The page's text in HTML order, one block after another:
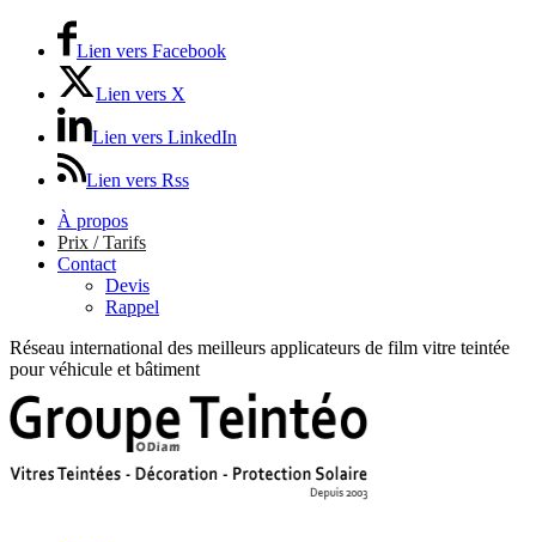
Lien vers Facebook
Lien vers X
Lien vers LinkedIn
Lien vers Rss
À propos
Prix / Tarifs
Contact
Devis
Rappel
Réseau international des meilleurs applicateurs de film vitre teintée
pour véhicule et bâtiment